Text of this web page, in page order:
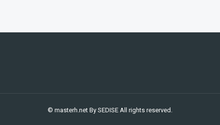
© masterh.net By SEDISE All rights reserved.